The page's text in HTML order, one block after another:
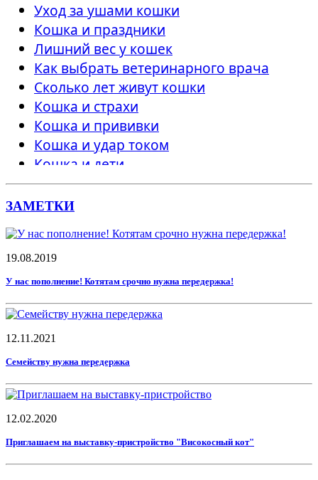
Уход за ушами кошки
Кошка и праздники
Лишний вес у кошек
Как выбрать ветеринарного врача
Сколько лет живут кошки
Кошка и страхи
Кошка и прививки
Кошка и удар током
Кошка и дети
Нужно ли наказывать кошку
Как понять, что кот нездоров
Как приучить кошку к когтеточке
Стоит ли выгуливать кошку
Кастрация и стерилизация
Новая кошка в доме, где уже есть
животные
Как найти потерявшегося кота
8 причин взять взрослого кота
Если вы решили завести кошку
Подготовка дома к появлению кошки
Психические потребности домашней
ЗАМЕТКИ
19.08.2019
У нас пополнение! Котятам срочно нужна передержка!
12.11.2021
Семейству нужна передержка
12.02.2020
Приглашаем на выставку-пристройство "Високосный кот"